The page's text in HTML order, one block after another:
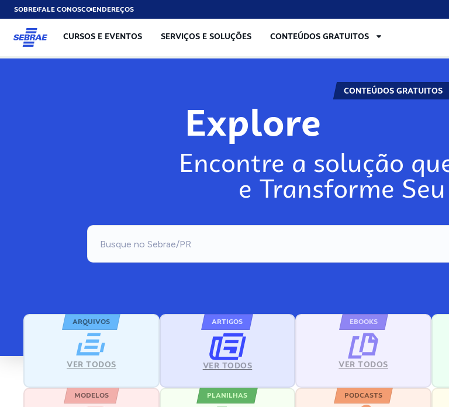
SOBREFALE CONOSCOENDEREÇOS
CURSOS E EVENTOS SERVIÇOS E SOLUÇÕES CONTEÚDOS GRATUITOS
CONTEÚDOS GRATUITOS
Explore
Encontre a solução
e Transforme
ARQUIVOS
VER TODOS
ARTIGOS
VER TODOS
EBOOKS
VER TODOS
MODELOS PLANILHAS PODCASTS